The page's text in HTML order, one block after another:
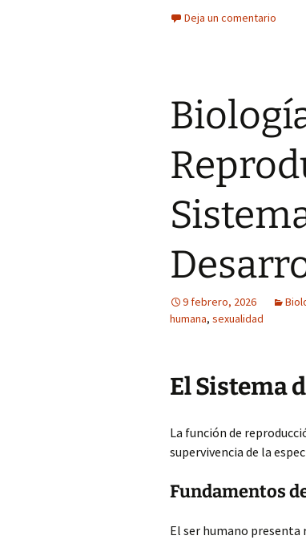
Deja un comentario
9 febrero, 2026
humana, sexualidad
El Sistema
La función de
supervivencia de la
Fundamentos
El ser humano presenta